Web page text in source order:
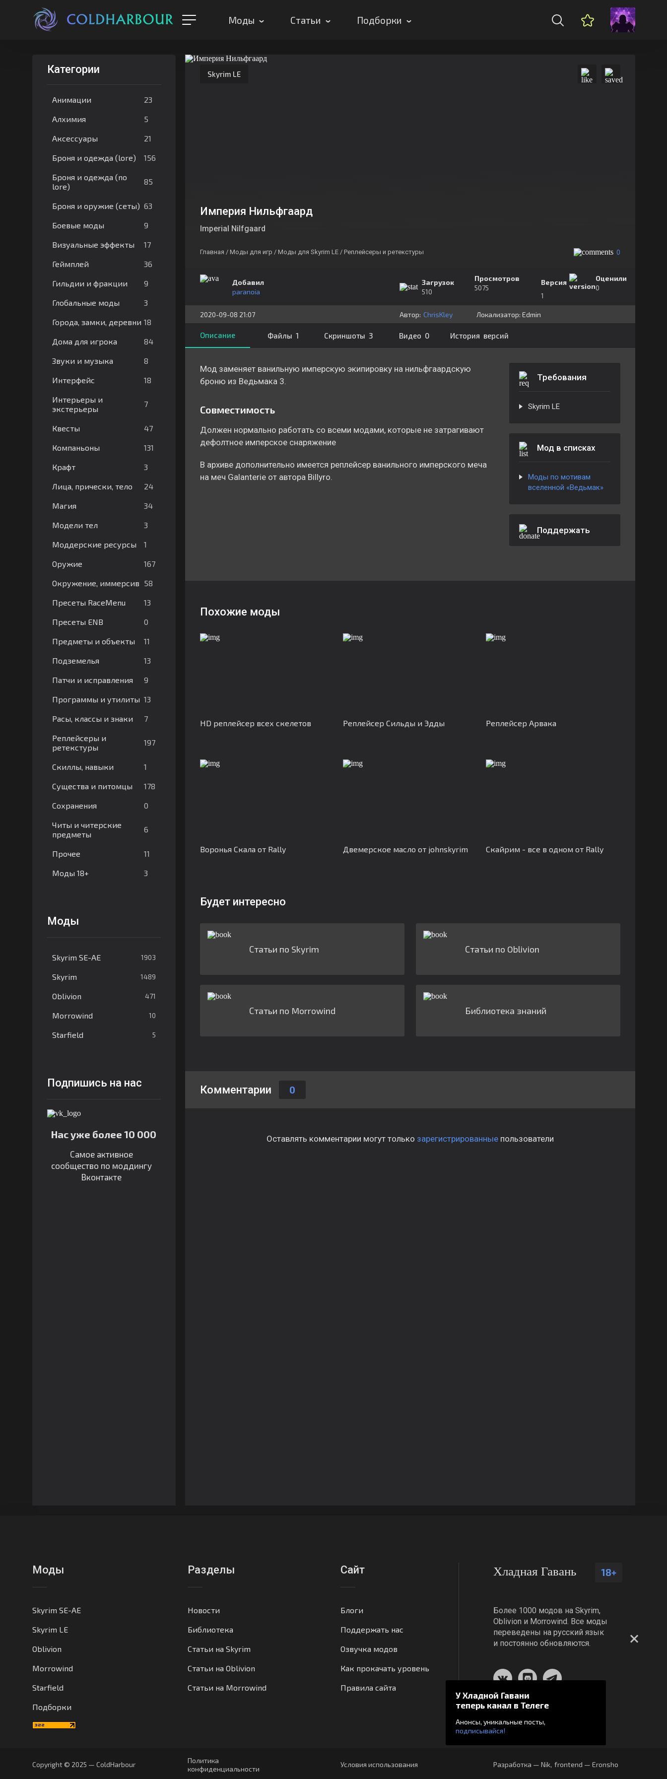
Моды Статьи Подборки
Категории
Анимации 23
Алхимия 5
Аксессуары 21
Броня и одежда (lore) 156
Броня и одежда (no
lore)
85
Броня и оружие (сеты) 63
Боевые моды 9
Визуальные эффекты 17
Геймплей 36
Гильдии и фракции 9
Глобальные моды 3
Города, замки, деревни 18
Дома для игрока 84
Звуки и музыка 8
Интерфейс 18
Интерьеры и
экстерьеры
7
Квесты 47
Компаньоны 131
Крафт 3
Лица, прически, тело 24
Магия 34
Модели тел 3
Моддерские ресурсы 1
Оружие 167
Окружение, иммерсив 58
Пресеты RaceMenu 13
Пресеты ENB 0
Предметы и объекты 11
Подземелья 13
Патчи и исправления 9
Программы и утилиты 13
Расы, классы и знаки 7
Реплейсеры и
ретекстуры
197
Скиллы, навыки 1
Существа и питомцы 178
Сохранения 0
Читы и читерские
предметы
6
Прочее 11
Моды 18+ 3
Моды
Skyrim SE-AE 1903
Skyrim 1489
Oblivion 471
Morrowind 10
Starfield 5
Подпишись на нас
Нас уже более 10 000
Самое активное
сообщество по моддингу
Вконтакте
Skyrim LE
Империя Нильфгаард
Imperial Nilfgaard
Главная / Моды для игр / Моды для Skyrim LE / Реплейсеры и ретекстуры 0
Добавил
paranoia
Загрузок
510
Просмотров
5075
Версия
1
Оценили
0
2020-09-08 21:07 Автор: ChrisKley Локализатор: ⁣⁣⁣Edmin
Описание Файлы 1 Скриншоты 3 Видео 0 История версий
Мод заменяет ванильную имперскую экипировку на нильфгаардскую
броню из Ведьмака 3.
Совместимость
Должен нормально работать со всеми модами, которые не затрагивают
дефолтное имперское снаряжение
В архиве дополнительно имеется реплейсер ванильного имперского меча
на меч Galanterie от автора Billyro.
Требования
Skyrim LE
Мод в списках
Моды по мотивам
вселенной «Ведьмак»
Поддержать
Похожие моды
HD реплейсер всех скелетов Реплейсер Сильды и Эдды Реплейсер Арвака
Воронья Скала от Rally Двемерское масло от johnskyrim Скайрим - все в одном от Rally
Будет интересно
Статьи по Skyrim Статьи по Oblivion
Статьи по Morrowind Библиотека знаний
Комментарии 0
Оставлять комментарии могут только зарегистрированныепользователи
У Хладной Гавани
теперь канал в Телеге
Анонсы, уникальные посты,
подписывайся!
Моды
Skyrim SE-AE
Skyrim LE
Oblivion
Morrowind
Starfield
Подборки
Разделы
Новости
Библиотека
Статьи на Skyrim
Статьи на Oblivion
Статьи на Morrowind
Сайт
Блоги
Поддержать нас
Озвучка модов
Как прокачать уровень
Правила сайта
Хладная Гавань 18+
Более 1000 модов на Skyrim,
Oblivion и Morrowind. Все моды
переведены на русский язык
и постоянно обновляются.
Copyright © 2025 — ColdHarbour
Политика
конфиденциальности
Условия использования Разработка — Nik, frontend — Eronsho